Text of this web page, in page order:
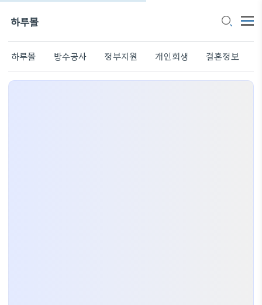
하루몰
하루몰 방수공사 정부지원 개인회생 결혼정보